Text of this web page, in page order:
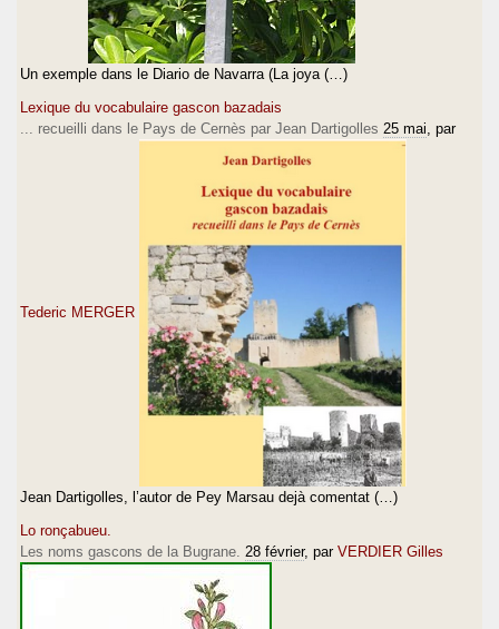
Un exemple dans le Diario de Navarra (La joya (…)
Lexique du vocabulaire gascon bazadais
... recueilli dans le Pays de Cernès par Jean Dartigolles 25 mai , par
Tederic MERGER
Jean Dartigolles, l’autor de Pey Marsau dejà comentat (…)
Lo ronçabueu.
Les noms gascons de la Bugrane. 28 février, par VERDIER Gilles